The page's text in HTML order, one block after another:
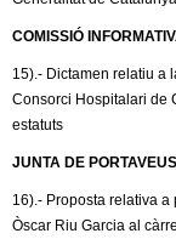
COMISSIÓ
15).- Dictamen relatiu a
Consorci Hospitalari de
estatuts
JUNTA DE PORTAVEUS
16).- Proposta relativa
Òscar Riu Garcia al